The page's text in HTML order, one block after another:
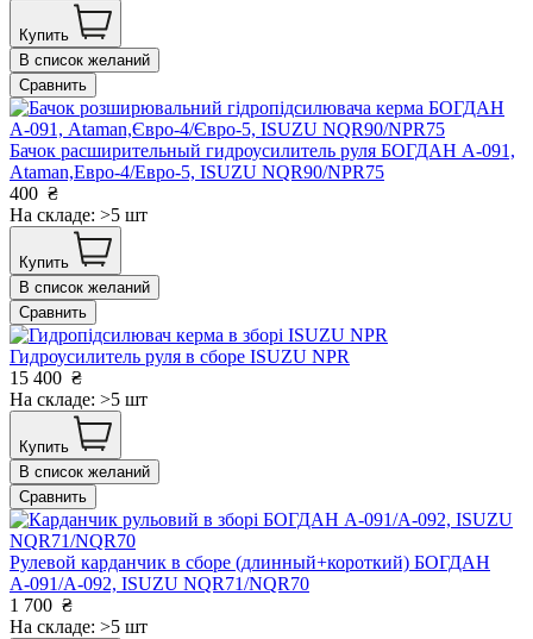
Купить
В список желаний
Сравнить
Бачок расширительный гидроусилитель руля БОГДАН А-091,
Ataman,Евро-4/Евро-5, ISUZU NQR90/NPR75
400 ₴
На складе: >5 шт
Купить
В список желаний
Сравнить
Гидроусилитель руля в сборе ISUZU NPR
15 400 ₴
На складе: >5 шт
Купить
В список желаний
Сравнить
Рулевой карданчик в сборе (длинный+короткий) БОГДАН
А-091/А-092, ISUZU NQR71/NQR70
1 700 ₴
На складе: >5 шт